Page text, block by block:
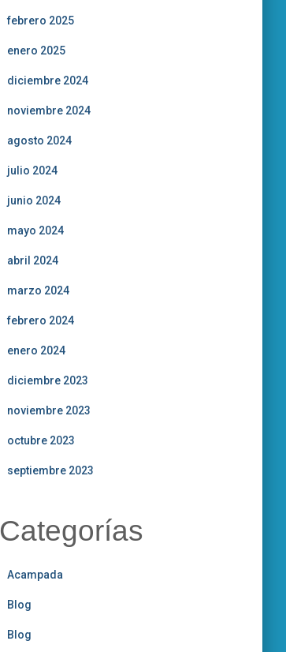
febrero 2025
enero 2025
diciembre 2024
noviembre 2024
agosto 2024
julio 2024
junio 2024
mayo 2024
abril 2024
marzo 2024
febrero 2024
enero 2024
diciembre 2023
noviembre 2023
octubre 2023
septiembre 2023
Categorías
Acampada
Blog
Blog